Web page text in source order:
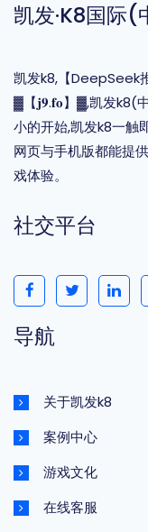
凯发·k8国际(
凯发k8,【DeepSeek
▓【𝐣𝟗.𝐟𝐨】▓,凯发k8(
小的开始,凯发k8一触
网页与手机版都能提
戏体验。
社交平台
导航
关于凯发k8
案例中心
游戏文化
在线客服